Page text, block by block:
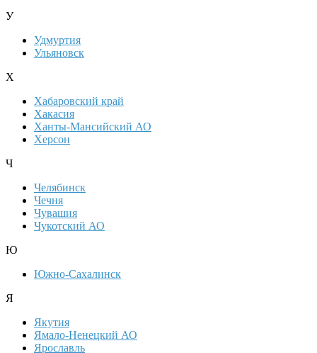
У
Удмуртия
Ульяновск
Х
Хабаровский край
Хакасия
Ханты-Мансийский АО
Херсон
Ч
Челябинск
Чечня
Чувашия
Чукотский АО
Ю
Южно-Сахалинск
Я
Якутия
Ямало-Ненецкий АО
Ярославль